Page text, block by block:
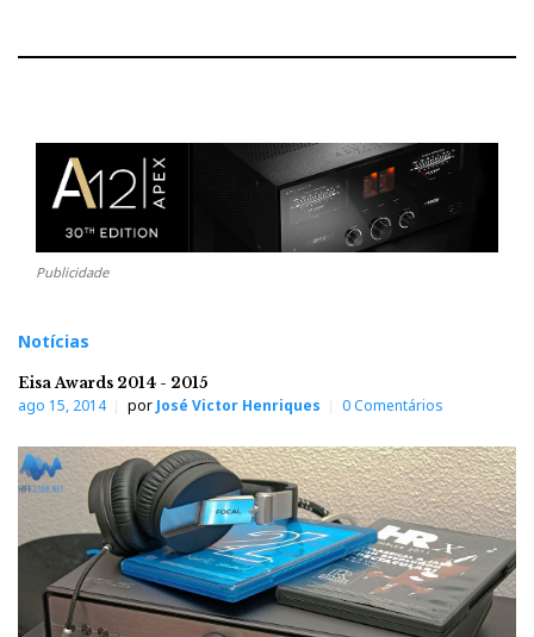
Publicidade
Notícias
Eisa Awards 2014 - 2015
ago 15, 2014 por José Victor Henriques 0 Comentários